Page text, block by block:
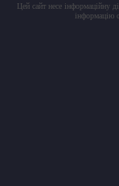
Цей сайт несе інформаційну
інформацію